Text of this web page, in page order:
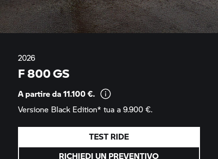
2026
F 800 GS
A partire da 11.100€.
Versione Black Edition* tua a 9.900€.
TEST RIDE
RICHIEDI UN PREVENTIVO